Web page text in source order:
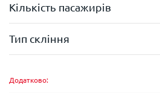
Кількість пасажирів
Тип скління
Додатково: